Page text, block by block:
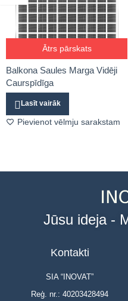
Ātrs pārskats
Balkona Saules Marga Vidēji
Caurspīdīga
Lasīt vairāk
Pievienot vēlmju sarakstam
Jūsu ideja -
Kontakti
SIA “INOVAT”
Reģ. nr.: 40203428494